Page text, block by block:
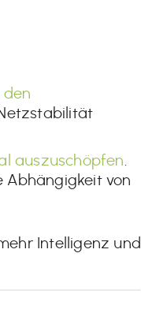
auszuschöpfen.
Abhängigkeit von
Intelligenz und